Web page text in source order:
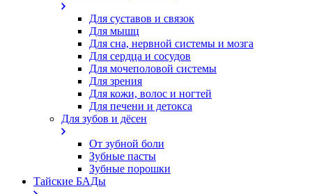
Для суставов и связок
Для мышц
Для сна, нервной системы и мозга
Для сердца и сосудов
Для мочеполовой системы
Для зрения
Для кожи, волос и ногтей
Для печени и детокса
Для зубов и дёсен
От зубной боли
Зубные пасты
Зубные порошки
Тайские БАДы